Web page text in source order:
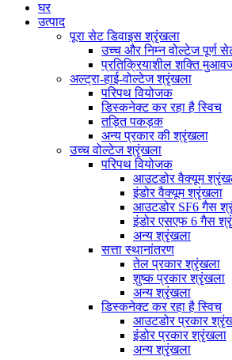
घर
उत्पाद
पूरा सेट डिवाइस श्रृंखला
उच्च और निम्न वोल्टेज पूर्ण
प्रतिक्रियाशील शक्ति
अल्ट्रा-हाई-वोल्टेज श्रृंखला
परिपथ वियोजक
डिस्कनेक्ट कर रहा है स्विच
तड़ित पकड़क
अन्य प्रकार की श्रृंखला
उच्च वोल्टेज श्रृंखला
परिपथ वियोजक
आउटडोर वैक्यूम
इंडोर वैक्यूम श्रृंखला
आउटडोर SF6 गैस
इंडोर एसएफ 6 गैस
अन्य श्रृंखला
सत्ता स्थानांतरण
तेल प्रकार श्रृंखला
शुष्क प्रकार श्रृंखला
अन्य श्रृंखला
डिस्कनेक्ट कर रहा है स्विच
आउटडोर प्रकार
इंडोर प्रकार श्रृंखला
अन्य श्रृंखला